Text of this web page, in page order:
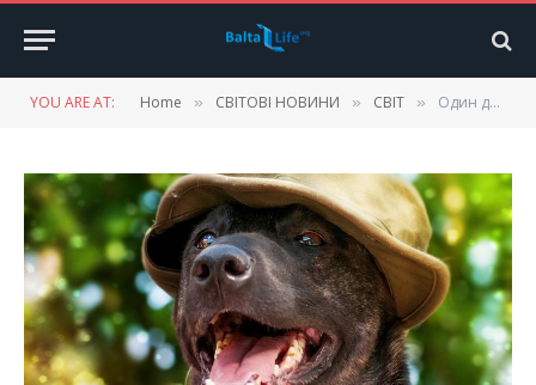
YOU ARE AT: Home » СВІТОВІ НОВИНИ » СВІТ » Один дома в реальности: собаку по ошибке отправили самолетом на другой континент